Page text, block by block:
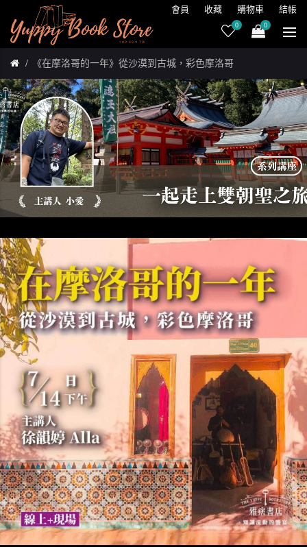
會員 收藏 購物車 結帳
0 0
《在摩洛哥的一年》從沙漠到古城，彩色摩洛哥